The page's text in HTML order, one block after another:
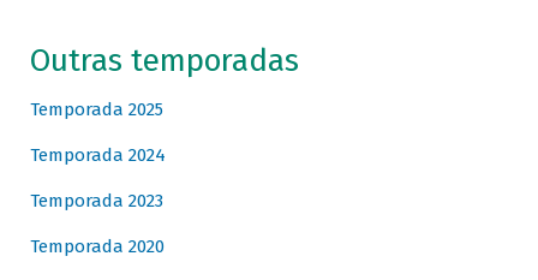
Outras temporadas
Temporada 2025
Temporada 2024
Temporada 2023
Temporada 2020